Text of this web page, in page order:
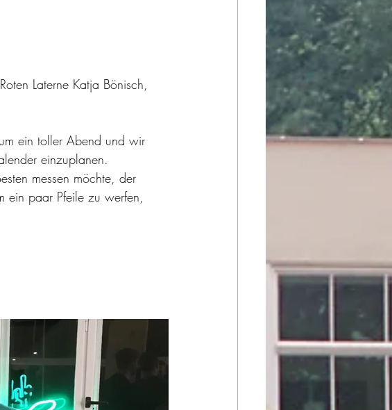
Laterne Katja Bönisch,
ein toller Abend und wir
einzuplanen.
messen möchte, der
ein paar Pfeile zu werfen,